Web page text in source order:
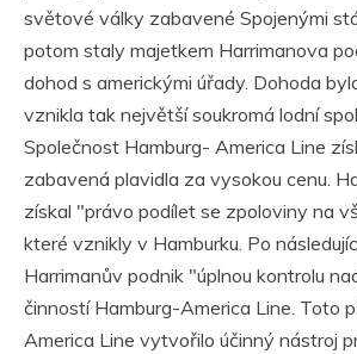
světové války zabavené Spojenými
potom staly majetkem Harrimanova
dohod s americkými úřady. Dohoda
vznikla tak největší soukromá lodní
Společnost Hamburg- America Line
zabavená plavidla za vysokou cenu.
získal "právo podílet se zpoloviny na
které vznikly v Hamburku. Po
Harrimanův podnik "úplnou kontrolu
činností Hamburg-America Line. Toto
America Line vytvořilo účinný nástroj